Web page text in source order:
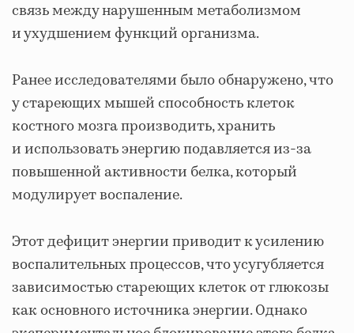
связь между нарушенным метаболизмом
и ухудшением функций организма.
Ранее исследователями было обнаружено, что
у стареющих мышей способность клеток
костного мозга производить, хранить
и использовать энергию подавляется из-за
повышенной активности белка, который
модулирует воспаление.
Этот дефицит энергии приводит к усилению
воспалительных процессов, что усугубляется
зависимостью стареющих клеток от глюкозы
как основного источника энергии. Однако